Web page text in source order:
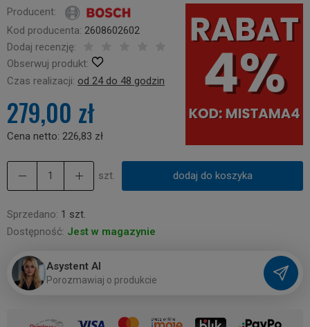
Producent:
Kod producenta: 2608602602
Dodaj recenzję:
Obserwuj produkt:
Czas realizacji: od 24 do 48 godzin
279,00 zł
Cena netto: 226,83 zł
szt. dodaj do koszyka
Sprzedano: 1 szt.
Dostępność: Jest w magazynie
Asystent AI
Porozmawiaj o produkcie